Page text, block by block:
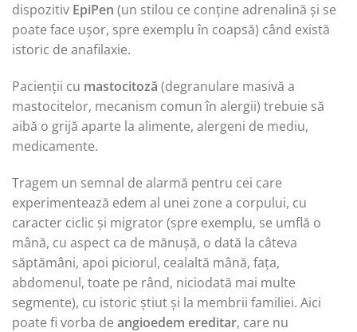
dispozitiv EpiPen (un stilou ce conține adrenalină și se
poate face ușor, spre exemplu în coapsă) când există
istoric de anafilaxie.
Pacienții cu mastocitoză (degranulare masivă a
mastocitelor, mecanism comun în alergii) trebuie să
aibă o grijă aparte la alimente, alergeni de mediu,
medicamente.
Tragem un semnal de alarmă pentru cei care
experimentează edem al unei zone a corpului, cu
caracter ciclic și migrator (spre exemplu, se umflă o
mână, cu aspect ca de mănușă, o dată la câteva
săptămâni, apoi piciorul, cealaltă mână, fața,
abdomenul, toate pe rând, niciodată mai multe
segmente), cu istoric știut și la membrii familiei. Aici
poate fi vorba de angioedem ereditar, care nu